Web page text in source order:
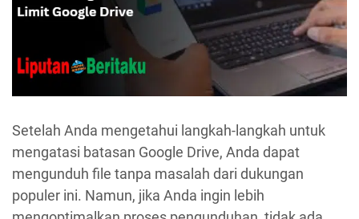
Setelah Anda mengetahui langkah-langkah untuk
mengatasi batasan Google Drive, Anda dapat
mengunduh file tanpa masalah dari dukungan
populer ini. Namun, jika Anda ingin lebih